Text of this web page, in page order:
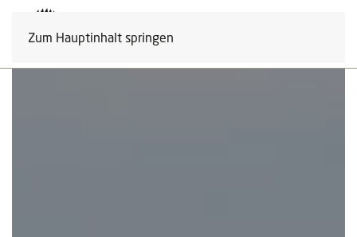
Zum Hauptinhalt springen